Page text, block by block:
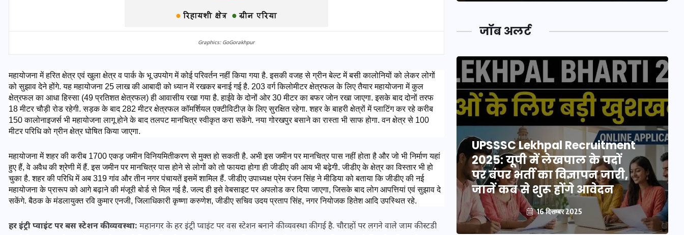
Graphics: GoGorakhpur
महायोजना में हरित क्षेत्र एवं खुला क्षेत्र व पार्क के भू उपयोग में कोई परिवर्तन नहीं किया गया है. इसकी वजह से ग्रीन बेल्ट में बसी कालोनियों को लेकर लोगों
को सुझाव देने होंगे. यह महायोजना 25 लाख की आबादी को ध्यान में रखकर बनाई गई है. 203 वर्ग किलोमीटर क्षेत्रफल के लिए तैयार महायोजना में कुल
क्षेत्रफल का आधा हिस्सा (49 प्रतिशत क्षेत्रफल) ही आवासीय रखा गया है. हाईवे के दोनों ओर 30 मीटर का बफर जोन रखा जाएगा. इसके बाद दोनों तरफ
18 मीटर चौड़ी रोड रहेगी. सड़क के बाद 282 मीटर क्षेत्रफल कॉमर्शियल एक्टीविटीज़ के लिए सुरक्षित रहेगा. शहर के बाहरी क्षेत्रों में प्लाटिंग कर रहे करीब
150 कालोनाइजर्स भी महायोजना लागू होने के बाद तलपट मानचित्र स्वीकृत करा सकेंगे. नया गोरखपुर बसाने का रास्ता भी साफ होगा. वन क्षेत्र से 100
मीटर परिधि को ग्रीन क्षेत्र घोषित किया जाएगा.
महायोजना में शहर की करीब 1700 एकड़ जमीन विनियमितीकरण से मुक्त हो सकती है. अभी इस जमीन पर मानचित्र पास नहीं होता है और जो भी निर्माण यहां
हुए हैं, वे अवैध की श्रेणी में हैं. इस जमीन पर मानचित्र पास होने से लोगों को तो फायदा होगा ही जीडीए की आय भी बढ़ेगी. जीडीए के क्षेत्र का विस्तार भी हो
चुका है. शहर की परिधि में अब 319 गांव और तीन नगर पंचायतें इसमें शामिल हैं. जीडीए उपाध्यक्ष प्रेम रंजन सिंह ने मीडिया को बताया कि जीडीए की नई
महायोजना के प्रारूप को आगे बढ़ाने की मंजूरी बोर्ड से मिल गई है. जल्द ही इसे वेबसाइट पर अपलोड कर दिया जाएगा, जिसके बाद लोग आपत्तियां एवं सुझाव दे
सकेंगे. बैठक के मंडलायुक्त रवि कुमार एनजी, जिलाधिकारी कृष्णा करुणेश, जीडीए सचिव उदय प्रताप सिंह, नगर नियोजक हितेश आदि उपस्थित रहे.
हर इंट्री प्वाइंट पर बस स्टेशन की व्यवस्था: महानगर के हर इंट्री प्वाइंट पर वस स्टेशन बनाने की व्यवस्था की गई है. चौराहों पर लगने वाले जाम की स्टडी
जॉब अलर्ट
2025: यूपी में लेखपाल के पदों
पर बंपर भर्ती का विज्ञापन जारी,
जानें कब से शुरू होंगे आवेदन
2025: यूपी में लेखपाल के पदों
पर बंपर भर्ती का विज्ञापन जारी,
जानें कब से शुरू होंगे आवेदन
UPSSSC Lekhpal Recruitment
2025: यूपी में लेखपाल के पदों
पर बंपर भर्ती का विज्ञापन जारी,
जानें कब से शुरू होंगे आवेदन
16 दिसम्बर 2025